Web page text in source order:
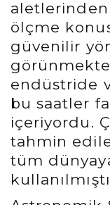
aletlerinden
ölçme
güvenilir
endüstride
bu saatler
içeriyordu.
tahmin
tüm